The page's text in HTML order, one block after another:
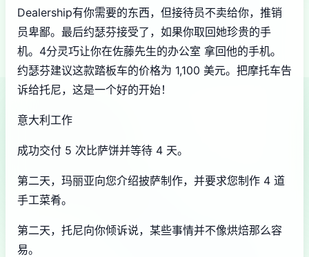
Dealership有你需要的东西，但接待员不卖给你，推销
员卑鄙。最后约瑟芬接受了，如果你取回她珍贵的手
机。4分灵巧让你在佐藤先生的办公室 拿回他的手机。
约瑟芬建议这款踏板车的价格为 1,100 美元。把摩托车告
诉给托尼，这是一个好的开始！
意大利工作
成功交付 5 次比萨饼并等待 4 天。
第二天，玛丽亚向您介绍披萨制作，并要求您制作 4 道
手工菜肴。
第二天，托尼向你倾诉说，某些事情并不像烘焙那么容
易。